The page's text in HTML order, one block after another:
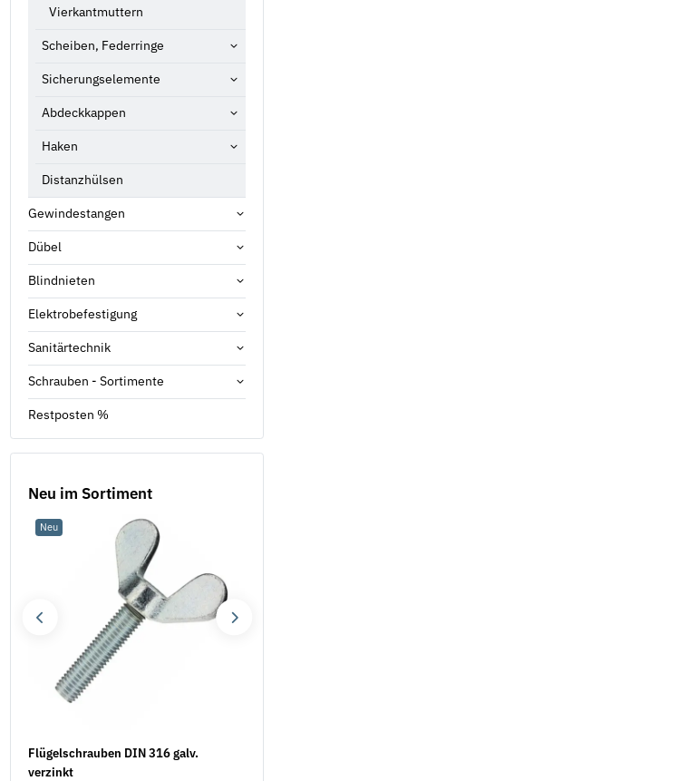
Vierkantmuttern
Scheiben, Federringe
Sicherungselemente
Abdeckkappen
Haken
Distanzhülsen
Gewindestangen
Dübel
Blindnieten
Elektrobefestigung
Sanitärtechnik
Schrauben - Sortimente
Restposten %
Neu im Sortiment
Neu
Flügelschrauben DIN 316 galv.
verzinkt